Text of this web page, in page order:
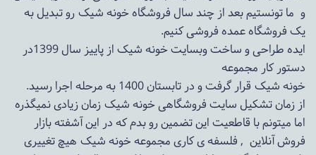
و ما تونستیم بعد از چند سال فروشگاهخونه شیکرو تبدیل به
یک فروشگاه عمده فروشی کنیم.
ایده طراحی و ساخت وبسایت خونه شیک از پاییز سال 1399در
دستور کار مجموعه
خونه شیک قرار گرفت و در تابستان 1400 به مرحله اجرا رسید.
از زمان تشکیل سایت فروشگاهیخونه شیکزمان زیادی نمیگذره
اما میتونم با قاطعیت این تضمین رو بدم که در این آشفته بازار
فروش آنلاین , فلسفه ی کاری مجموعهخونه شیک هیچ تغییری